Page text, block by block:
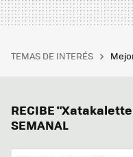
TEMAS DE INTERÉS
RECIBE
SEMANAL